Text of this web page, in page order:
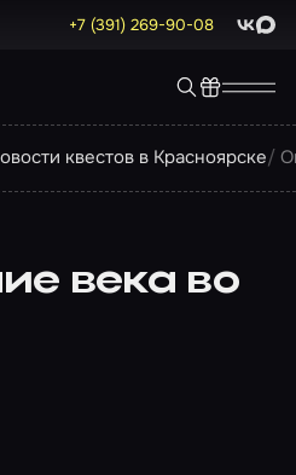
+7 (391) 269-90-08 Max
квестов в Красноярске
века во